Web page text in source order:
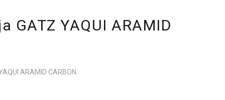
GATZ YAQUI ARAMID
ARAMID CARBON